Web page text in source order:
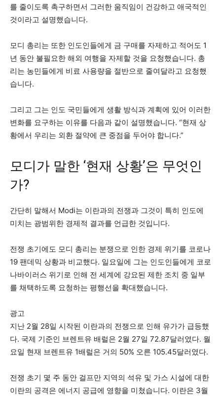
를 줄이도록 촉구하면서 그러한 움직임이 건강하고 애국적인
것이라고 설명했습니다.
모디 총리는 또한 인도인들에게 금 구매를 자제하고 적어도 1
년 동안 불필요한 해외 여행을 자제할 것을 요청했습니다. 총
리는 농민들에게 비료 사용량을 절반으로 줄여달라고 요청했
습니다.
그리고 그는 인도 국민들에게 생활 방식과 계획에 있어 이러한
변화를 요구하는 이유를 다음과 같이 설명했습니다. “현재 상
황에서 우리는 외환 절약에 큰 중점을 두어야 합니다.”
모디가 말한 ‘현재 상황’은 무엇인
가?
간단히 말해서 Modi는 이란과의 전쟁과 그것이 특히 인도에
미치는 광범위한 경제적 결과를 언급한 것입니다.
전쟁 초기에도 모디 총리는 분쟁으로 인한 경제 위기를 코로나
19 팬데믹 상황과 비교했다. 일요일에 그는 인도인들에게 코로
나바이러스 위기로 인해 전 세계에 강요된 제한 조치 중 일부
를 채택하도록 요청하는 평행선을 확대했습니다.
광고
지난 2월 28일 시작된 이란과의 전쟁으로 인해 유가가 급등했
다. 국제 기준인 브렌트유 배럴은 2월 27일 72.87달러였다. 월
요일 현재 브렌트유 1배럴은 거의 50% 오른 105.45달러였다.
전쟁 초기 몇 주 동안 걸프만 지역의 석유 및 가스 시설에 대한
이란의 공격은 에너지 공급에 영향을 미쳤습니다. 이란은 3월